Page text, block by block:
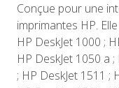
Conçue pour une
imprimantes HP.
HP DeskJet 1000 ;
HP DeskJet 1050 a
; HP DeskJet 1511 ;